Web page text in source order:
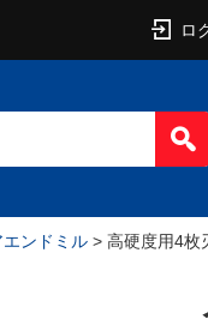
ロ
ンドミル > 高硬度用4枚